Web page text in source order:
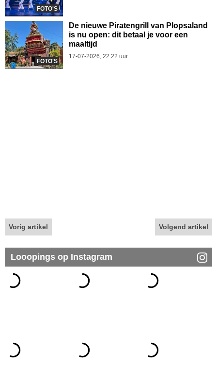
FOTO'S
FOTO'S
De nieuwe Piratengrill van Plopsaland
is nu open: dit betaal je voor een
maaltijd
17-07-2026, 22.22 uur
Vorig artikel Volgend artikel
Looopings op Instagram